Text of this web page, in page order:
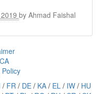
by Ahmad Faishal
/ FR/ DE/ KA/ EL/ IW/ HU